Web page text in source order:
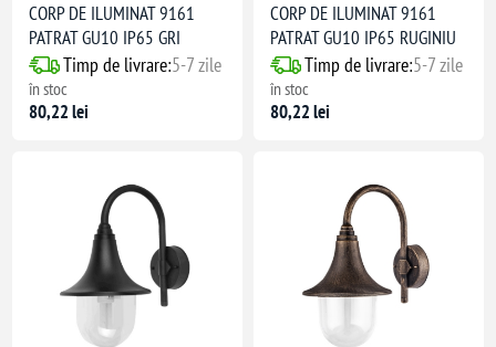
CORP DE ILUMINAT 9161
PATRAT GU10 IP65 GRI
Timp de livrare:5-7 zile
în stoc
80,22 lei
CORP DE ILUMINAT 9161
PATRAT GU10 IP65 RUGINIU
Timp de livrare:5-7 zile
în stoc
80,22 lei